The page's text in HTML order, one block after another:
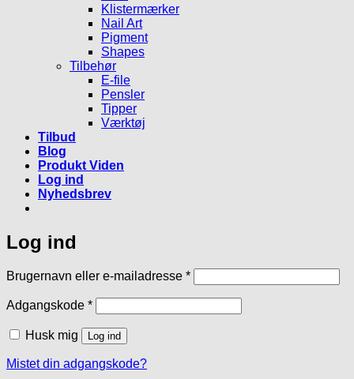
Klistermærker
Nail Art
Pigment
Shapes
Tilbehør
E-file
Pensler
Tipper
Værktøj
Tilbud
Blog
Produkt Viden
Log ind
Nyhedsbrev
Log ind
Brugernavn eller e-mailadresse *Påkrævet
Adgangskode *Påkrævet
Husk mig Log ind
Mistet din adgangskode?